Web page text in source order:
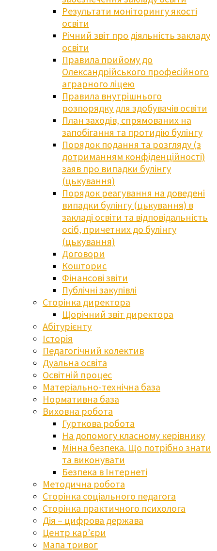
Результати моніторингу якості
освіти
Річний звіт про діяльність закладу
освіти
Правила прийому до
Олександрійського професійного
аграрного ліцею
Правила внутрішнього
розпорядку для здобувачів освіти
План заходів, спрямованих на
запобігання та протидію булінгу
Порядок подання та розгляду (з
дотриманням конфіденційності)
заяв про випадки булінгу
(цькування)
Порядок реагування на доведені
випадки булінгу (цькування) в
закладі освіти та відповідальність
осіб, причетних до булінгу
(цькування)
Договори
Кошторис
Фінансові звіти
Публічні закупівлі
Сторінка директора
Щорічний звіт директора
Абітурієнту
Історія
Педагогічний колектив
Дуальна освіта
Освітній процес
Матеріально-технічна база
Нормативна база
Виховна робота
Гурткова робота
На допомогу класному керівнику
Мінна безпека. Що потрібно знати
та виконувати
Безпека в Інтернеті
Методична робота
Сторінка соціального педагога
Сторінка практичного психолога
Дія – цифрова держава
Центр кар’єри
Мапа тривог